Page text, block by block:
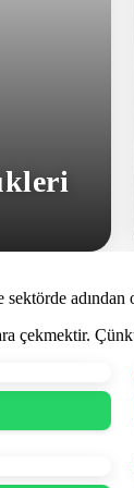
adından
çekmektir.